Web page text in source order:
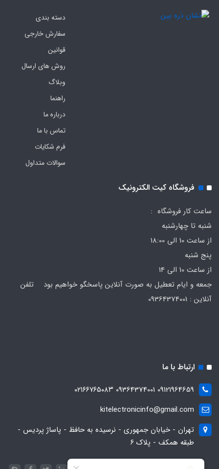
دسته بندی
سفارش خارجی
قوانین
روش های ارسال
وبلاگ
راهنما
درباره ما
تماس با ما
فرم‌ شکایات
سوالات متداول
فروشگاه کیت الکترونیک
ساعت کار فروشگاه :
شنبه تا چهارشنبه
از ساعت 10 الی 18:00
پنج شنبه
از ساعت 10 الی 14
جمعه و ایام تعطیل به صورت آنلاین پاسخگو خواهیم بود تلفن
ارتباط با ما
09121964659 09364374001 ۰۲۱۶۶۷۶۵۰۸۳
kitelectronicinfo@gmail.com
تهران - خیابان جمهوری - نرسیده به حافظ - پاساژ پردیس -
طبقه همکف - پلاک ۶